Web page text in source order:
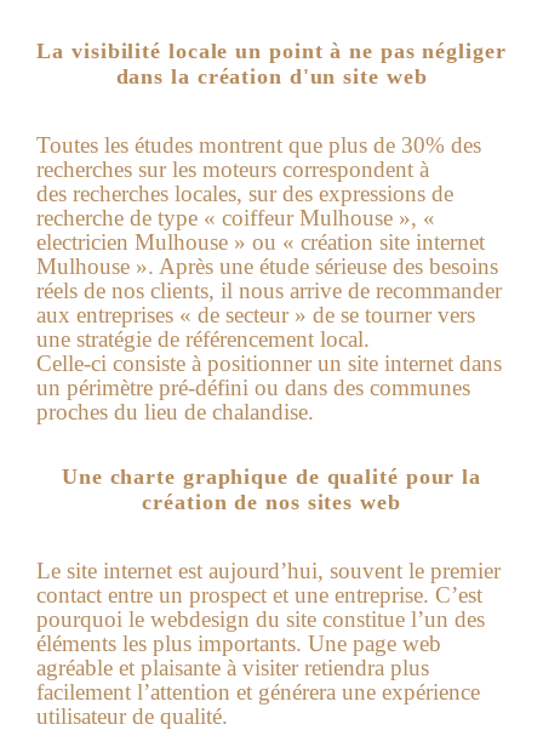
La visibilité locale un point à ne pas négliger
dans la création d'un site web
Toutes les études montrent que plus de 30% des
recherches sur les moteurs correspondent à
des recherches locales, sur des expressions de
recherche de type « coiffeur Mulhouse », «
electricien Mulhouse » ou « création site internet
Mulhouse ». Après une étude sérieuse des besoins
réels de nos clients, il nous arrive de recommander
aux entreprises « de secteur » de se tourner vers
une stratégie de référencement local.
Celle-ci consiste à positionner un site internet dans
un périmètre pré-défini ou dans des communes
proches du lieu de chalandise.
Une charte graphique de qualité pour la
création de nos sites web
Le site internet est aujourd’hui, souvent le premier
contact entre un prospect et une entreprise. C’est
pourquoi le webdesign du site constitue l’un des
éléments les plus importants. Une page web
agréable et plaisante à visiter retiendra plus
facilement l’attention et générera une expérience
utilisateur de qualité.